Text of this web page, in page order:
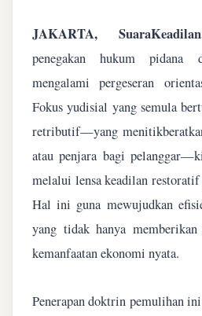
JAKARTA,
penegakan hukum pidana
mengalami pergeseran
Fokus yudisial yang semula
retributif—yang
atau penjara bagi
melalui lensa keadilan
Hal ini guna mewujudkan
yang tidak hanya
kemanfaatan ekonomi nyata.
Penerapan doktrin pemulihan